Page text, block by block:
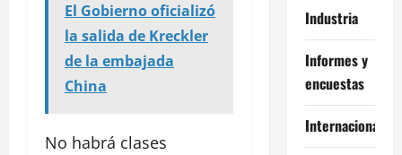
El Gobierno oficializó
la salida de Kreckler
de la embajada
China
No habrá clases
Industria
Informes y
encuestas
Internacional